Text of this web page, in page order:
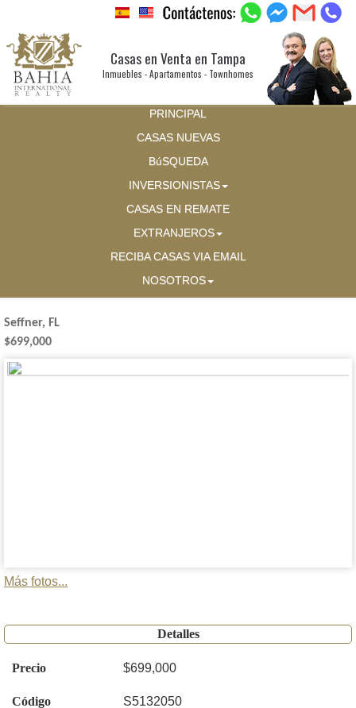
Casas en Venta en Tampa
Inmuebles - Apartamentos - Townhomes
PRINCIPAL
CASAS NUEVAS
BúSQUEDA
INVERSIONISTAS
CASAS EN REMATE
EXTRANJEROS
RECIBA CASAS VIA EMAIL
NOSOTROS
Seffner, FL
$699,000
Más fotos...
Detalles
Precio $699,000
Código S5132050